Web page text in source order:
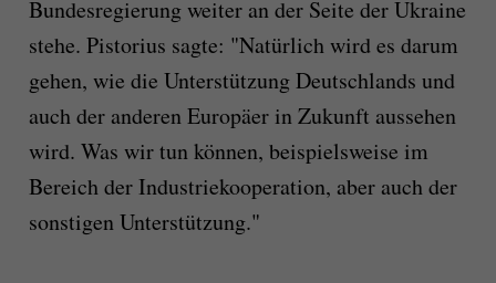
Bundesregierung weiter an der Seite der Ukraine
stehe. Pistorius sagte: "Natürlich wird es darum
gehen, wie die Unterstützung Deutschlands und
auch der anderen Europäer in Zukunft aussehen
wird. Was wir tun können, beispielsweise im
Bereich der Industriekooperation, aber auch der
sonstigen Unterstützung."